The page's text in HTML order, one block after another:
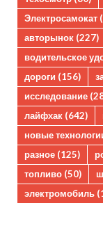
Электросамокат
авторынок (227)
водительское
дороги (156)
исследование
лайфхак (642)
новые
разное (125)
топливо (50)
электромобиль